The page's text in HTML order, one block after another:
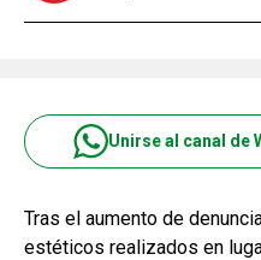
Unirse al canal de
Tras el aumento de
estéticos realizados en